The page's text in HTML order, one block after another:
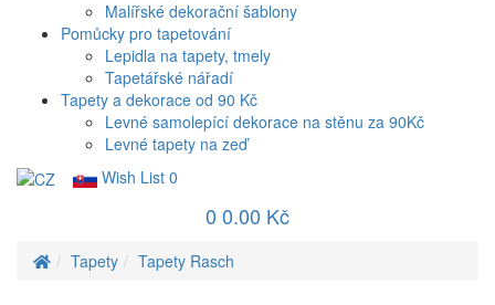
Malířské dekorační šablony
Pomůcky pro tapetování
Lepidla na tapety, tmely
Tapetářské nářadí
Tapety a dekorace od 90 Kč
Levné samolepící dekorace na stěnu za 90Kč
Levné tapety na zeď
Wish List 0
0 0.00 Kč
Tapety Tapety Rasch